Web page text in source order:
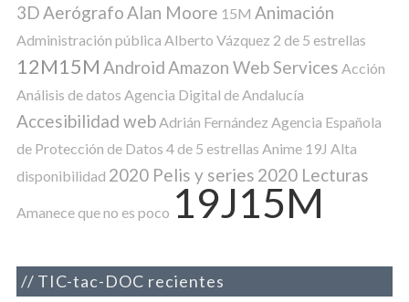
3DAerógrafoAlan Moore 15M Animación
Administración pública Alberto Vázquez 2 de 5 estrellas
12M15M AndroidAmazon Web Services Acción
Análisis de datos Agencia Digital de Andalucía
Accesibilidad webAdrián Fernández Agencia Española
de Protección de Datos 4 de 5 estrellas Anime 19J Alta
disponibilidad 2020 Pelis y series 2020 Lecturas
Amanece que no es poco 19J15M
TIC-tac-DOC recientes